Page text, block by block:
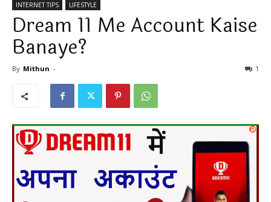
INTERNET TIPS LIFESTYLE
Dream 11 Me Account Kaise
Banaye?
By Mithun - 1